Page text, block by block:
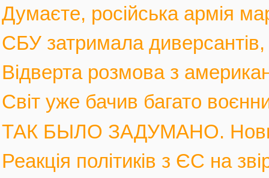
Думаєте, російська армія
СБУ затримала диверсантів,
Відверта розмова з
Світ уже бачив багато
ТАК БЫЛО ЗАДУМАНО.
Реакція політиків з ЄС на